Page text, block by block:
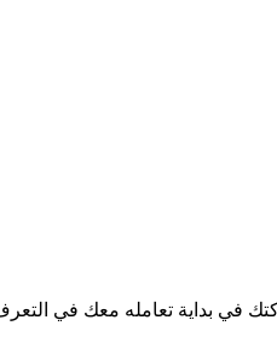
حينما يرغب أحد عملاء شركتك في بداية